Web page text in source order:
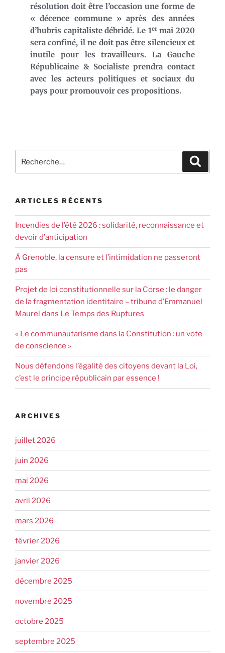
résolution doit être l’occasion une forme de
« décence commune » après des années
d’hubris capitaliste débridé. Le 1ermai 2020
sera confiné, il ne doit pas être silencieux et
inutile pour les travailleurs. La Gauche
Républicaine & Socialiste prendra contact
avec les acteurs politiques et sociaux du
pays pour promouvoir ces propositions.
ARTICLES RÉCENTS
Incendies de l’été 2026 : solidarité, reconnaissance et
devoir d’anticipation
À Grenoble, la censure et l’intimidation ne passeront
pas
Projet de loi constitutionnelle sur la Corse : le danger
de la fragmentation identitaire – tribune d’Emmanuel
Maurel dans Le Temps des Ruptures
« Le communautarisme dans la Constitution : un vote
de conscience »
Nous défendons l’égalité des citoyens devant la Loi,
c’est le principe républicain par essence !
ARCHIVES
juillet 2026
juin 2026
mai 2026
avril 2026
mars 2026
février 2026
janvier 2026
décembre 2025
novembre 2025
octobre 2025
septembre 2025